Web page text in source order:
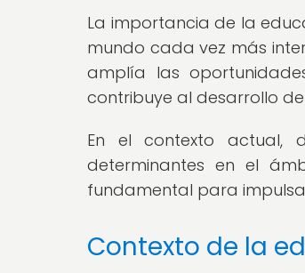
La importancia de la
mundo cada vez más
amplía las
contribuye al desarrollo
En el contexto actual,
determinantes en el
fundamental para
Contexto de la